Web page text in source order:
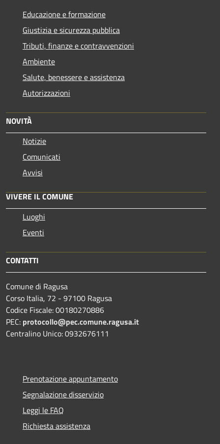
Educazione e formazione
Giustizia e sicurezza pubblica
Tributi, finanze e contravvenzioni
Ambiente
Salute, benessere e assistenza
Autorizzazioni
NOVITÀ
Notizie
Comunicati
Avvisi
VIVERE IL COMUNE
Luoghi
Eventi
CONTATTI
Comune di Ragusa
Corso Italia, 72 - 97100 Ragusa
Codice Fiscale: 00180270886
PEC: protocollo@pec.comune.ragusa.it
Centralino Unico: 0932676111
Prenotazione appuntamento
Segnalazione disservizio
Leggi le FAQ
Richiesta assistenza